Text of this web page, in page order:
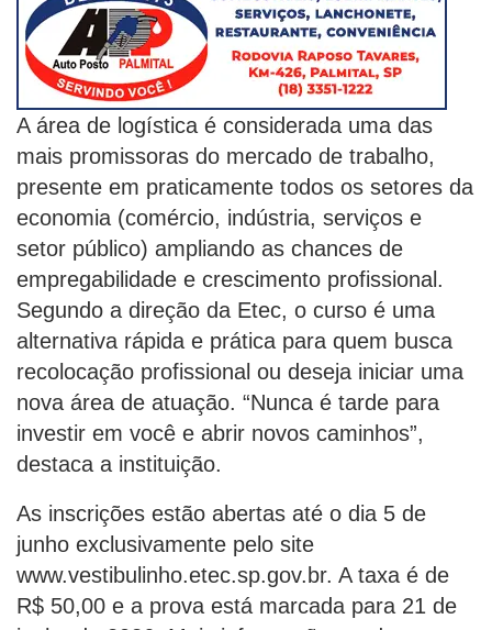
A área de logística é considerada uma das
mais promissoras do mercado de trabalho,
presente em praticamente todos os setores da
economia (comércio, indústria, serviços e
setor público) ampliando as chances de
empregabilidade e crescimento profissional.
Segundo a direção da Etec, o curso é uma
alternativa rápida e prática para quem busca
recolocação profissional ou deseja iniciar uma
nova área de atuação. “Nunca é tarde para
investir em você e abrir novos caminhos”,
destaca a instituição.
As inscrições estão abertas até o dia 5 de
junho exclusivamente pelo site
www.vestibulinho.etec.sp.gov.br. A taxa é de
R$ 50,00 e a prova está marcada para 21 de